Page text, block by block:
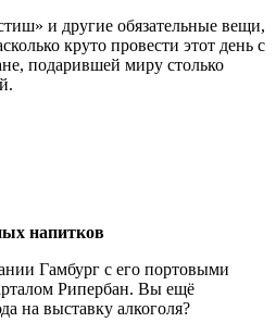
и другие обязательные вещи,
круто провести этот день с
подарившей миру столько
напитков
Гамбург с его портовыми
Рипербан. Вы ещё
на выставку алкоголя?